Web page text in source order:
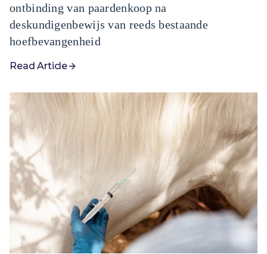
ontbinding van paardenkoop na
deskundigenbewijs van reeds bestaande
hoefbevangenheid
Read Article